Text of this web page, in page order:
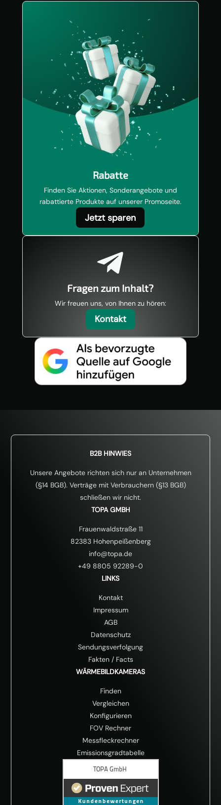
Rabatte
Finden Sie Aktionen, Sonderangebote und
rabattierte Produkte auf unserer Promoseite.
Jetzt sparen

Fragen zum Inhalt?
Wir freuen uns, von Ihnen zu hören:
Kontakt
B2B HINWIES
Unsere Angebote richten sich nur an Unternehmen
(§14 BGB). Verträge mit Verbrauchern (§13 BGB)
schließen wir nicht.
TOPA GMBH
Frauenwaldstraße 11
82383 Hohenpeißenberg
info@topa.de
+49 8805 92289-0
LINKS
Kontakt
Impressum
AGB
Datenschutz
Sendungsverfolgung
Fakten/ Facts
WÄRMEBILDKAMERAS
Finden
Vergleichen
Konfigurieren
FOV Rechner
Messfleckrechner
Emissionsgradtabelle